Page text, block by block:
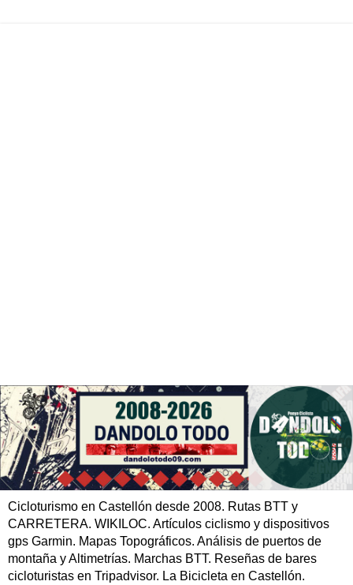
Cicloturismo en Castellón desde 2008. Rutas BTT y
CARRETERA. WIKILOC. Artículos ciclismo y dispositivos
gps Garmin. Mapas Topográficos. Análisis de puertos de
montaña y Altimetrías. Marchas BTT. Reseñas de bares
cicloturistas en Tripadvisor. La Bicicleta en Castellón.